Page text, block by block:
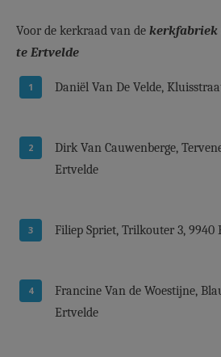
Voor de kerkraad van de kerkfabriek
te Ertvelde
Daniël Van De Velde,
Dirk Van Cauwenberge,
Ertvelde
Filiep Spriet, Trilkouter 3, 9940
Francine Van de Woestijne,
Ertvelde